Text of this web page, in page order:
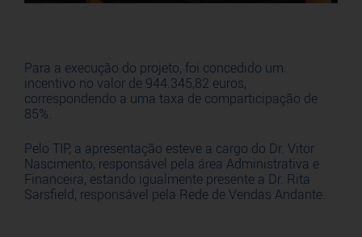
Para a execução do projeto, foi concedido um
incentivo no valor de 944.345,82 euros,
correspondendo a uma taxa de comparticipação de
85%.
Pelo TIP, a apresentação esteve a cargo do Dr. Vitor
Nascimento, responsável pela área Administrativa e
Financeira, estando igualmente presente a Dr. Rita
Sarsfield, responsável pela Rede de Vendas Andante.